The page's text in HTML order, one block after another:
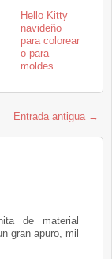
Hello Kitty
navideño
para colorear
o para
moldes
Entrada antigua →
de material
gran apuro, mil